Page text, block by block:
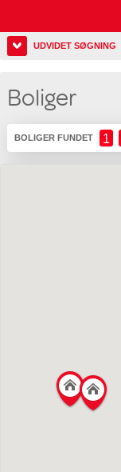
UDVIDET SØGNING
Boliger
BOLIGER FUNDET 1